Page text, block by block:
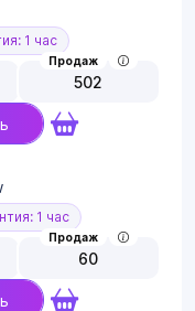
1 час
Продаж
502
1 час
Продаж
60